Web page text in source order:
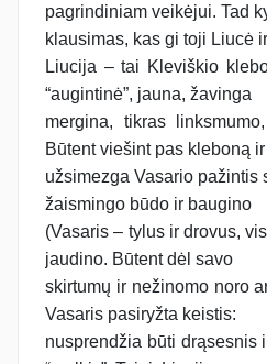
pagrindiniam veikėjui. Tad
klausimas, kas gi toji Liucė
Liucija – tai Kleviškio
“augintinė”, jauna, žavinga
mergina, tikras
Būtent viešint pas kleboną ir
užsimezga Vasario pažintis
žaismingo būdo ir baugino
(Vasaris – tylus ir drovus,
jaudino. Būtent dėl savo
skirtumų ir nežinomo noro
Vasaris pasiryžta keistis:
nusprendžia būti drąsesnis